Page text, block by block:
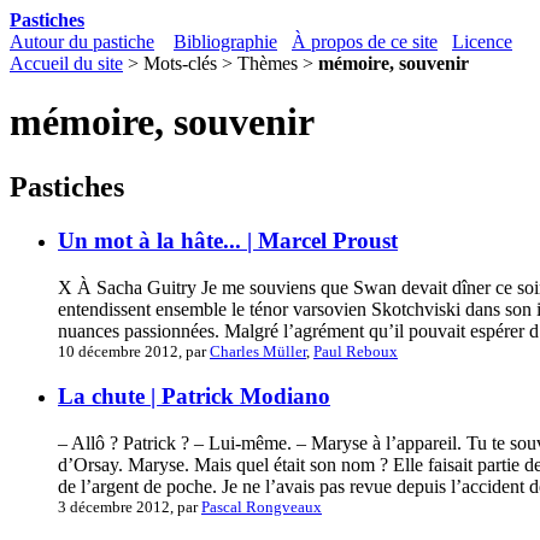
Pastiches
Autour du pastiche
Bibliographie À propos de ce site
Licence
Accueil du site > Mots-clés > Thèmes > mémoire, souvenir
mémoire, souvenir
Pastiches
Un mot à la hâte... | Marcel Proust
X À Sacha Guitry Je me souviens que Swan devait dîner ce
entendissent ensemble le ténor varsovien Skotchviski dans
nuances passionnées. Malgré l’agrément qu’il pouvait espérer
10 décembre 2012, parCharles Müller, Paul Reboux
La chute | Patrick Modiano
– Allô ? Patrick ? – Lui-même. – Maryse à l’appareil. Tu te
d’Orsay. Maryse. Mais quel était son nom ? Elle faisait partie
de l’argent de poche. Je ne l’avais pas revue depuis
3 décembre 2012, parPascal Rongveaux